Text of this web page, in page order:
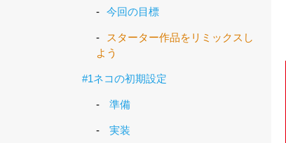
今回の目標
スターター作品をリミックスし
よう
#1ネコの初期設定
準備
実装